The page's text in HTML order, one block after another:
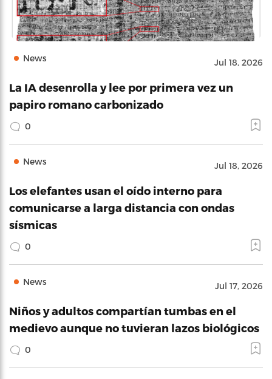
News Jul 18, 2026
La IA desenrolla y lee por primera vez un
papiro romano carbonizado
0
News Jul 18, 2026
Los elefantes usan el oído interno para
comunicarse a larga distancia con ondas
sísmicas
0
News Jul 17, 2026
Niños y adultos compartían tumbas en el
medievo aunque no tuvieran lazos biológicos
0